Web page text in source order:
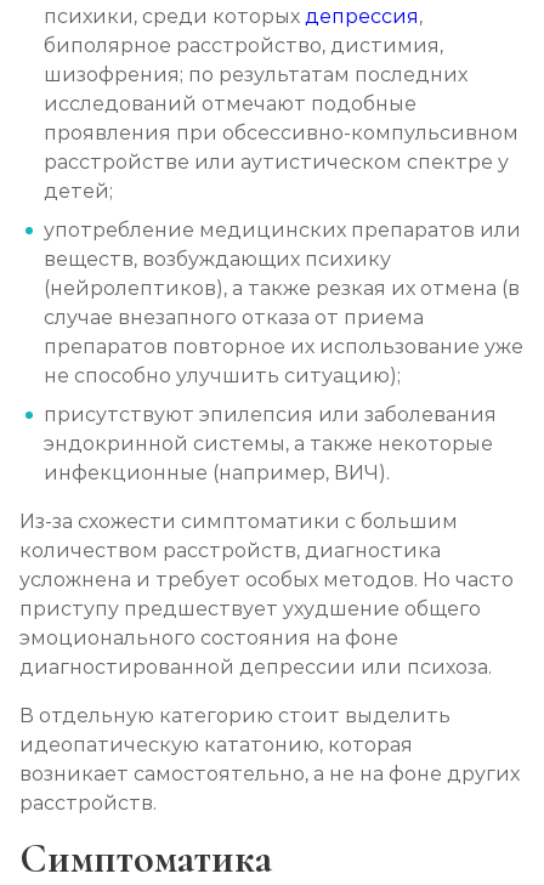
психики, среди которых депрессия,
биполярное расстройство, дистимия,
шизофрения; по результатам последних
исследований отмечают подобные
проявления при обсессивно-компульсивном
расстройстве или аутистическом спектре у
детей;
употребление медицинских препаратов или
веществ, возбуждающих психику
(нейролептиков), а также резкая их отмена (в
случае внезапного отказа от приема
препаратов повторное их использование уже
не способно улучшить ситуацию);
присутствуют эпилепсия или заболевания
эндокринной системы, а также некоторые
инфекционные (например, ВИЧ).
Из-за схожести симптоматики с большим
количеством расстройств, диагностика
усложнена и требует особых методов. Но часто
приступу предшествует ухудшение общего
эмоционального состояния на фоне
диагностированной депрессии или психоза.
В отдельную категорию стоит выделить
идеопатическую кататонию, которая
возникает самостоятельно, а не на фоне других
расстройств.
Симптоматика